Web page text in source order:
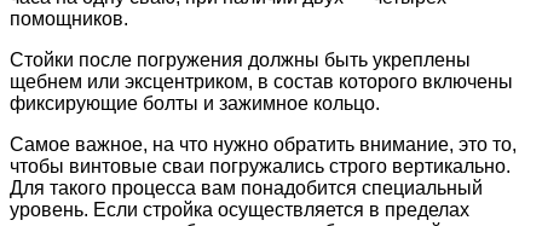
помощников.
Стойки после погружения должны быть укреплены
щебнем или эксцентриком, в состав которого включены
фиксирующие болты и зажимное кольцо.
Самое важное, на что нужно обратить внимание, это то,
чтобы винтовые сваи погружались строго вертикально.
Для такого процесса вам понадобится специальный
уровень. Если стройка осуществляется в пределах